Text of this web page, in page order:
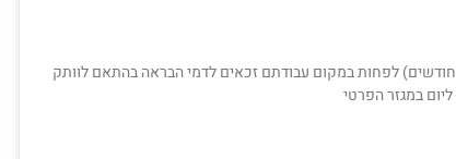
עובדים שהשלימו שנת עבודה אחת (12 חודשים) לפחות במקום עבודתם זכאים לדמי הבראה בהתאם לוותק